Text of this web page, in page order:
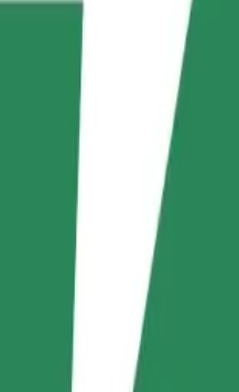
pro nohy a úložným prostorem